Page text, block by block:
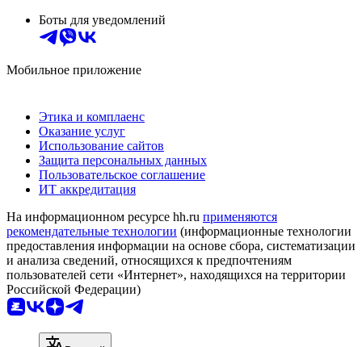
Боты для уведомлений
Мобильное приложение
Этика и комплаенс
Оказание услуг
Использование сайтов
Защита персональных данных
Пользовательское соглашение
ИТ аккредитация
На информационном ресурсе hh.ru применяются
рекомендательные технологии (информационные технологии
предоставления информации на основе сбора, систематизации
и анализа сведений, относящихся к предпочтениям
пользователей сети «Интернет», находящихся на территории
Российской Федерации)